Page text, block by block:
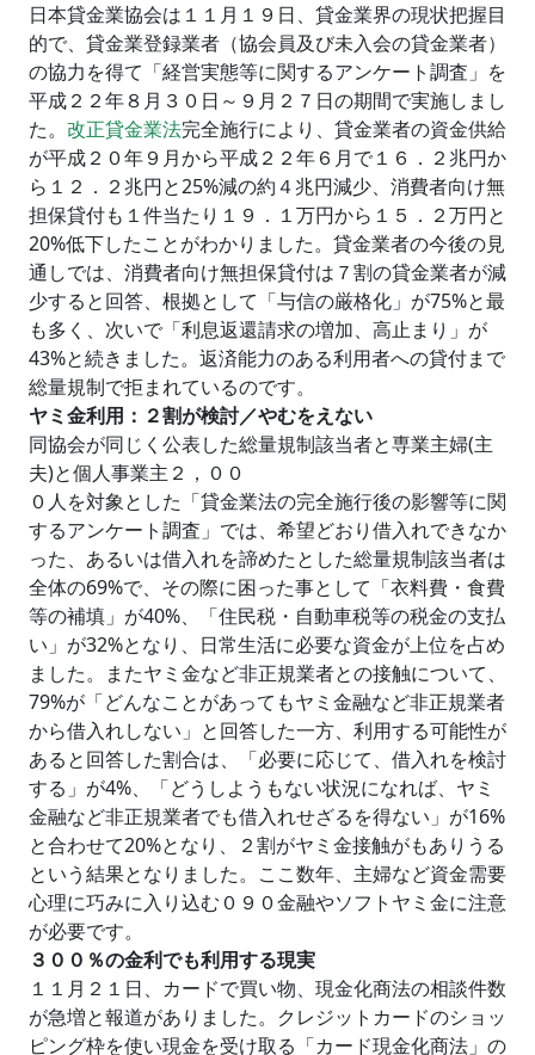
日本貸金業協会は１１月１９日、貸金業界の現状把握目
的で、貸金業登録業者（協会員及び未入会の貸金業者）
の協力を得て「経営実態等に関するアンケート調査」を
平成２２年８月３０日～９月２７日の期間で実施しまし
た。 改正貸金業法完全施行により、貸金業者の資金供給
が平成２０年９月から平成２２年６月で１６．２兆円か
ら１２．２兆円と25%減の約４兆円減少、消費者向け無
担保貸付も１件当たり１９．１万円から１５．２万円と
20%低下したことがわかりました。貸金業者の今後の見
通しでは、消費者向け無担保貸付は７割の貸金業者が減
少すると回答、根拠として「与信の厳格化」が75%と最
も多く、次いで「利息返還請求の増加、高止まり」が
43%と続きました。返済能力のある利用者への貸付まで
総量規制で拒まれているのです。
ヤミ金利用：２割が検討／やむをえない
同協会が同じく公表した総量規制該当者と専業主婦(主
夫)と個人事業主２，００
０人を対象とした「貸金業法の完全施行後の影響等に関
するアンケート調査」では、希望どおり借入れできなか
った、あるいは借入れを諦めたとした総量規制該当者は
全体の69%で、その際に困った事として「衣料費・食費
等の補填」が40%、「住民税・自動車税等の税金の支払
い」が32%となり、日常生活に必要な資金が上位を占め
ました。またヤミ金など非正規業者との接触について、
79%が「どんなことがあってもヤミ金融など非正規業者
から借入れしない」と回答した一方、利用する可能性が
あると回答した割合は、「必要に応じて、借入れを検討
する」が4%、「どうしようもない状況になれば、ヤミ
金融など非正規業者でも借入れせざるを得ない」が16%
と合わせて20%となり、２割がヤミ金接触がもありうる
という結果となりました。ここ数年、主婦など資金需要
心理に巧みに入り込む０９０金融やソフトヤミ金に注意
が必要です。
３００％の金利でも利用する現実
１１月２１日、カードで買い物、現金化商法の相談件数
が急増と報道がありました。クレジットカードのショッ
ピング枠を使い現金を受け取る「カード現金化商法」の